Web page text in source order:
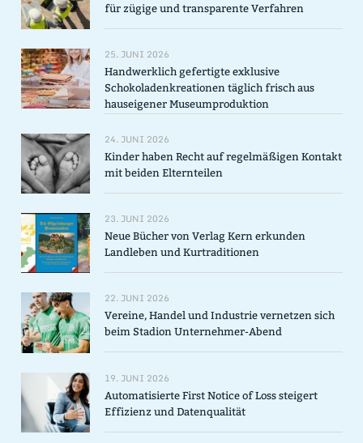
für zügige und transparente Verfahren
25. JUNI 2026
Handwerklich gefertigte exklusive
Schokoladenkreationen täglich frisch aus
hauseigener Museumproduktion
24. JUNI 2026
Kinder haben Recht auf regelmäßigen Kontakt
mit beiden Elternteilen
23. JUNI 2026
Neue Bücher von Verlag Kern erkunden
Landleben und Kurtraditionen
22. JUNI 2026
Vereine, Handel und Industrie vernetzen sich
beim Stadion Unternehmer-Abend
19. JUNI 2026
Automatisierte First Notice of Loss steigert
Effizienz und Datenqualität